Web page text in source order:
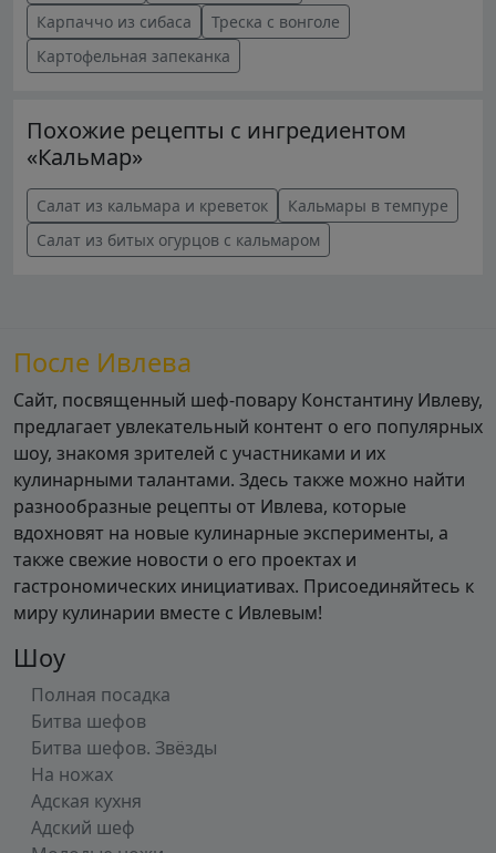
Карпаччо из сибаса
Треска с вонголе
Картофельная запеканка
Похожие рецепты с ингредиентом
«Кальмар»
Салат из кальмара и креветок
Кальмары в темпуре
Салат из битых огурцов с кальмаром
После Ивлева
Сайт, посвященный шеф-повару Константину Ивлеву,
предлагает увлекательный контент о его популярных
шоу, знакомя зрителей с участниками и их
кулинарными талантами. Здесь также можно найти
разнообразные рецепты от Ивлева, которые
вдохновят на новые кулинарные эксперименты, а
также свежие новости о его проектах и
гастрономических инициативах. Присоединяйтесь к
миру кулинарии вместе с Ивлевым!
Шоу
Полная посадка
Битва шефов
Битва шефов. Звёзды
На ножах
Адская кухня
Адский шеф